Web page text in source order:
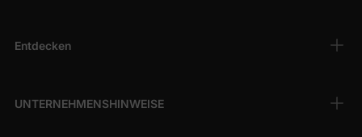
Entdecken
UNTERNEHMENSHINWEISE